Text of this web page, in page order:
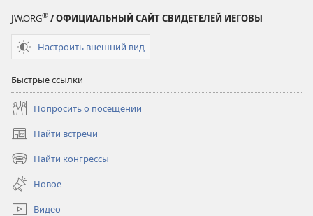
JW.ORG® / ОФИЦИАЛЬНЫЙ САЙТ СВИДЕТЕЛЕЙ ИЕГОВЫ
Настроить внешний вид
Быстрые ссылки
Попросить о посещении
Найти встречи
(открывается
в
новом
окне)
Найти конгрессы
(открывается
новом
окне)
Новое
Видео